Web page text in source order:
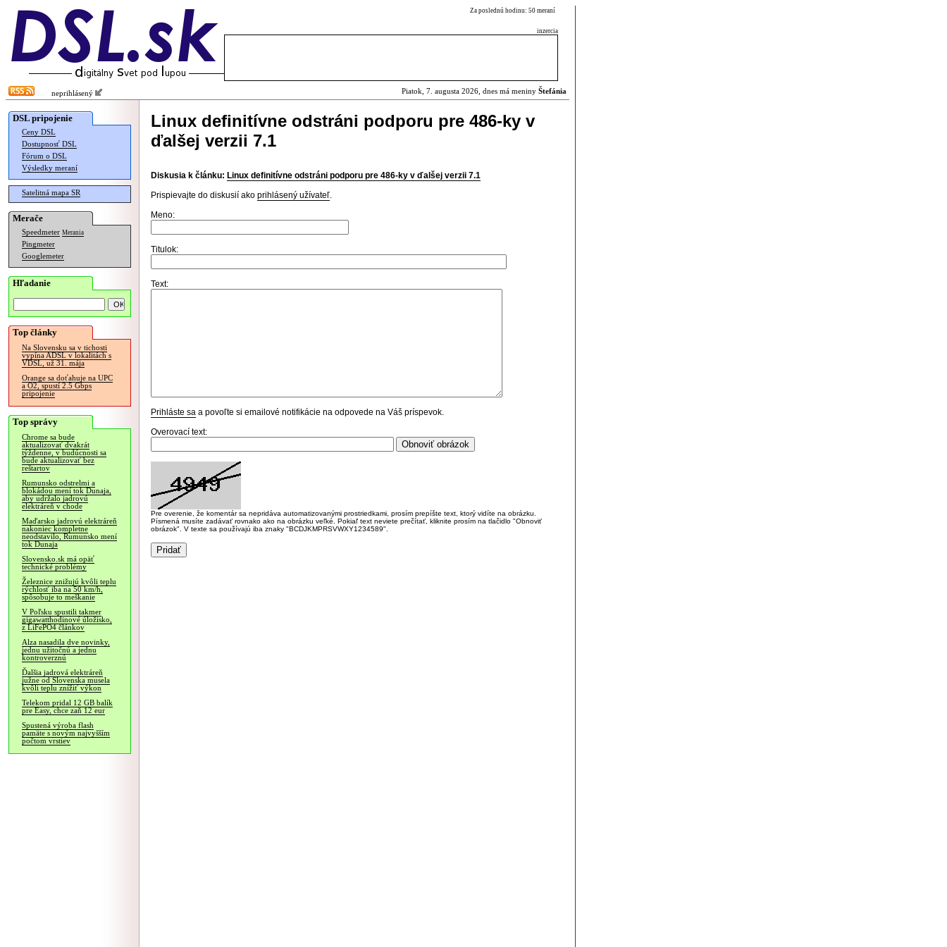
Za poslednú hodinu: 50 meraní
inzercia
neprihlásený Piatok, 7. augusta 2026, dnes má meniny Štefánia
DSL pripojenie
Ceny DSL
Dostupnosť DSL
Fórum o DSL
Výsledky meraní
Satelitná mapa SR
Merače
Speedmeter Merania
Pingmeter
Googlemeter
Hľadanie
Top články
Na Slovensku sa v tichosti
vypína ADSL v lokalitách s
VDSL, už 31. mája
Orange sa doťahuje na UPC
a O2, spustí 2.5 Gbps
pripojenie
Top správy
Chrome sa bude
aktualizovať dvakrát
týždenne, v budúcnosti sa
bude aktualizovať bez
reštartov
Rumunsko odstrelmi a
blokádou mení tok Dunaja,
aby udržalo jadrovú
elektráreň v chode
Maďarsko jadrovú elektráreň
nakoniec kompletne
neodstavilo, Rumunsko mení
tok Dunaja
Slovensko.sk má opäť
technické problémy
Železnice znižujú kvôli teplu
rýchlosť iba na 50 km/h,
spôsobuje to meškanie
V Poľsku spustili takmer
gigawatthodinové úložisko,
z LiFePO4 článkov
Alza nasadila dve novinky,
jednu užitočnú a jednu
kontroverznú
Ďalšia jadrová elektráreň
južne od Slovenska musela
kvôli teplu znížiť výkon
Telekom pridal 12 GB balík
pre Easy, chce zaň 12 eur
Spustená výroba flash
pamäte s novým najvyšším
počtom vrstiev
Linux definitívne odstráni podporu pre 486-ky v
ďalšej verzii 7.1
Diskusia k článku: Linux definitívne odstráni podporu pre 486-ky v ďalšej verzii 7.1
Prispievajte do diskusií ako prihlásený užívateľ.
Meno:
Titulok:
Text:
Prihláste sa a povoľte si emailové notifikácie na odpovede na Váš príspevok.
Overovací text:
Pre overenie, že komentár sa nepridáva automatizovanými prostriedkami, prosím prepíšte text, ktorý vidíte na obrázku.
Písmená musíte zadávať rovnako ako na obrázku veľké. Pokiaľ text neviete prečítať, kliknite prosím na tlačidlo "Obnoviť
obrázok". V texte sa používajú iba znaky "BCDJKMPRSVWXY1234589".